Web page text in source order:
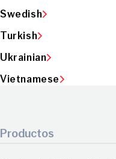
Swedish
Turkish
Ukrainian
Vietnamese
Productos